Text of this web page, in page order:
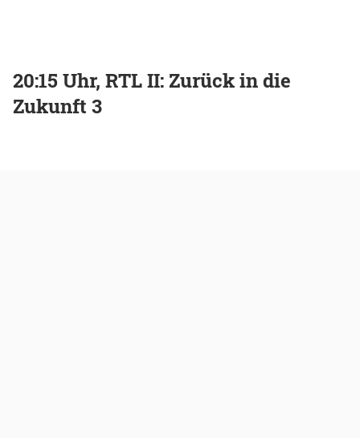
20:15 Uhr, RTL II: Zurück in die
Zukunft 3